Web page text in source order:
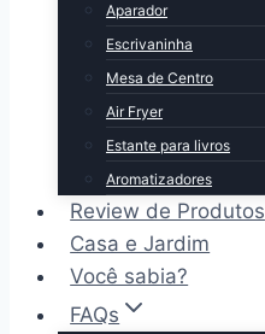
Aparador
Escrivaninha
Mesa de Centro
Air Fryer
Estante para livros
Aromatizadores
Review de Produtos
Casa e Jardim
Você sabia?
FAQs